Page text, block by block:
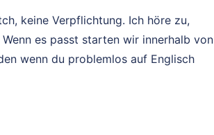
keine Verpflichtung. Ich höre zu,
es passt starten wir innerhalb von
wenn du problemlos auf Englisch